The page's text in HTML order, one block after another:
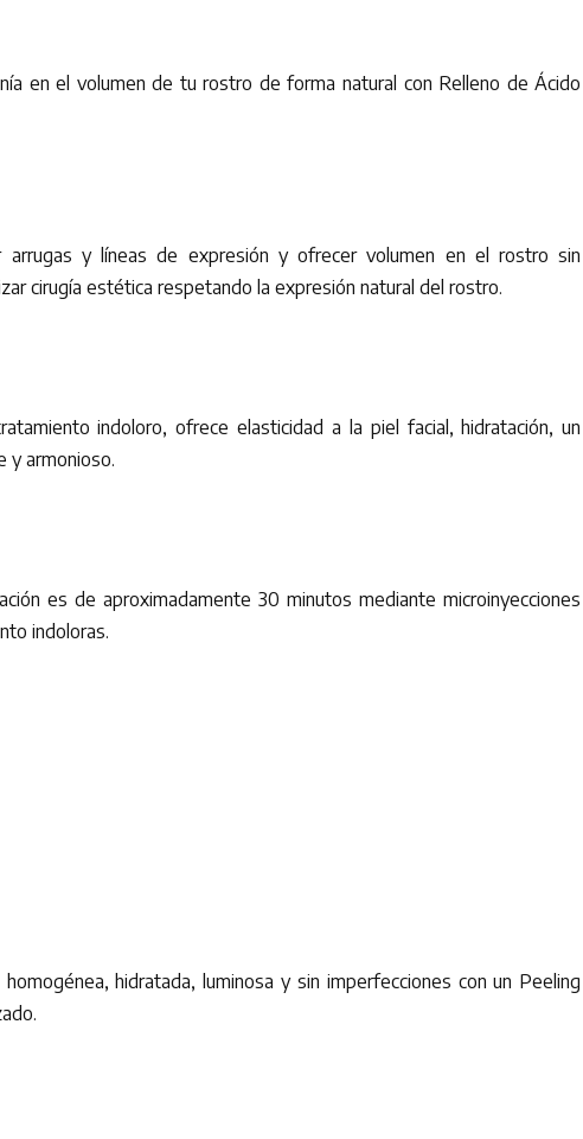
en el volumen de tu rostro de forma natural con Relleno de Ácido
arrugas y líneas de expresión y ofrecer volumen en el rostro sin
cirugía estética respetando la expresión natural del rostro.
indoloro, ofrece elasticidad a la piel facial, hidratación, un
y armonioso.
es de aproximadamente 30 minutos mediante microinyecciones
indoloras.
homogénea, hidratada, luminosa y sin imperfecciones con un Peeling